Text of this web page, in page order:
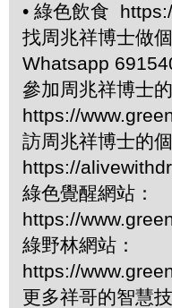
• 綠色飲食
找周兆祥博士做
Whatsapp
參加周兆祥博士
https://
訪周兆祥博士的
https://
綠色覺醒網站：
https://
綠野林網站：
https://
更多祥哥的智慧